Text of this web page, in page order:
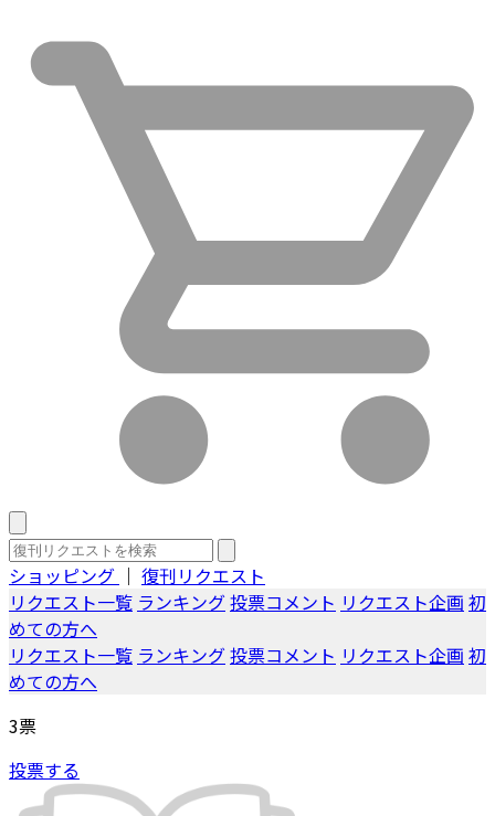
ショッピング ｜ 復刊リクエスト
リクエスト一覧 ランキング投票コメント リクエスト企画 初
めての方へ
リクエスト一覧 ランキング投票コメント リクエスト企画 初
めての方へ
3票
投票する